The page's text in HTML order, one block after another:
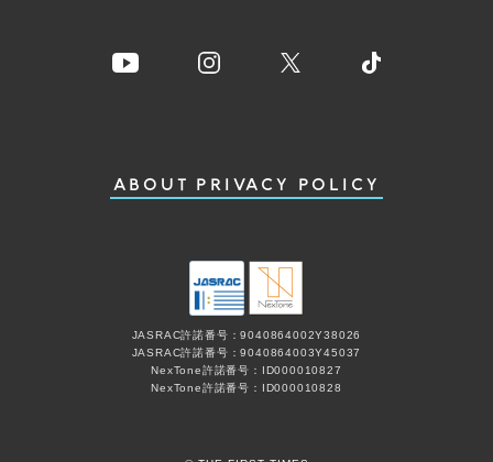
ABOUT PRIVACY POLICY
JASRAC許諾番号：9040864002Y38026
JASRAC許諾番号：9040864003Y45037
NexTone許諾番号：ID000010827
NexTone許諾番号：ID000010828